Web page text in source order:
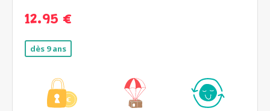
12.95 €
dès 9 ans